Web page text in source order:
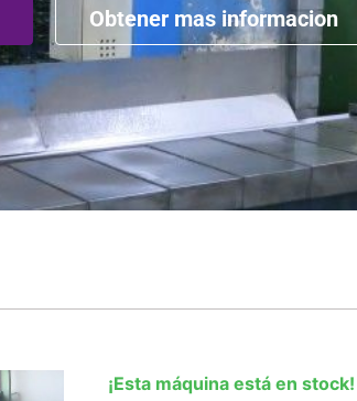
Obtener mas informacion
¡Esta máquina está en stock!